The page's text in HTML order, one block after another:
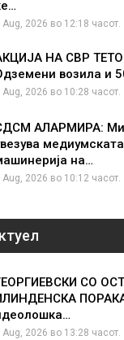
Aug, 2026 во 12:18 часот.
НА СВР
возила и
Aug, 2026 во 10:28 часот.
АЛАРМИРА:
медиумската
на…
Aug, 2026 во 10:12 часот.
СО
Aug, 2026 во 13:28 часот.